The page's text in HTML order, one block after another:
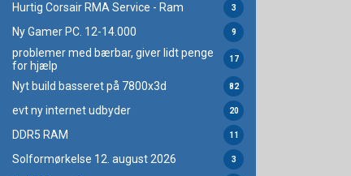
Hurtig Corsair RMA Service - Ram 3
Ny Gamer PC. 12-14.000 9
problemer med bærbar, giver lidt penge
for hjælp
17
Nyt build basseret på 7800x3d 82
evt ny internet udbyder 20
DDR5 RAM 11
Solformørkelse 12. august 2026 3